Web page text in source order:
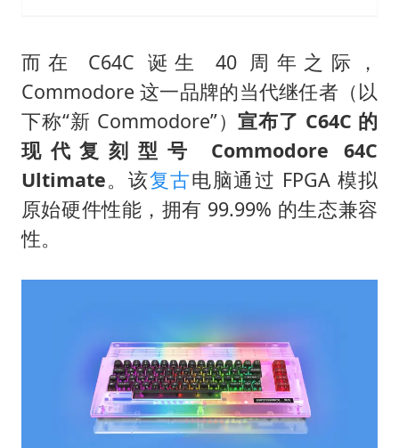
而在 C64C 诞生 40 周年之际，
Commodore 这一品牌的当代继任者（以
下称“新 Commodore”）宣布了 C64C 的
现代复刻型号 Commodore 64C
Ultimate。该复古电脑通过 FPGA 模拟
原始硬件性能，拥有 99.99% 的生态兼容
性。